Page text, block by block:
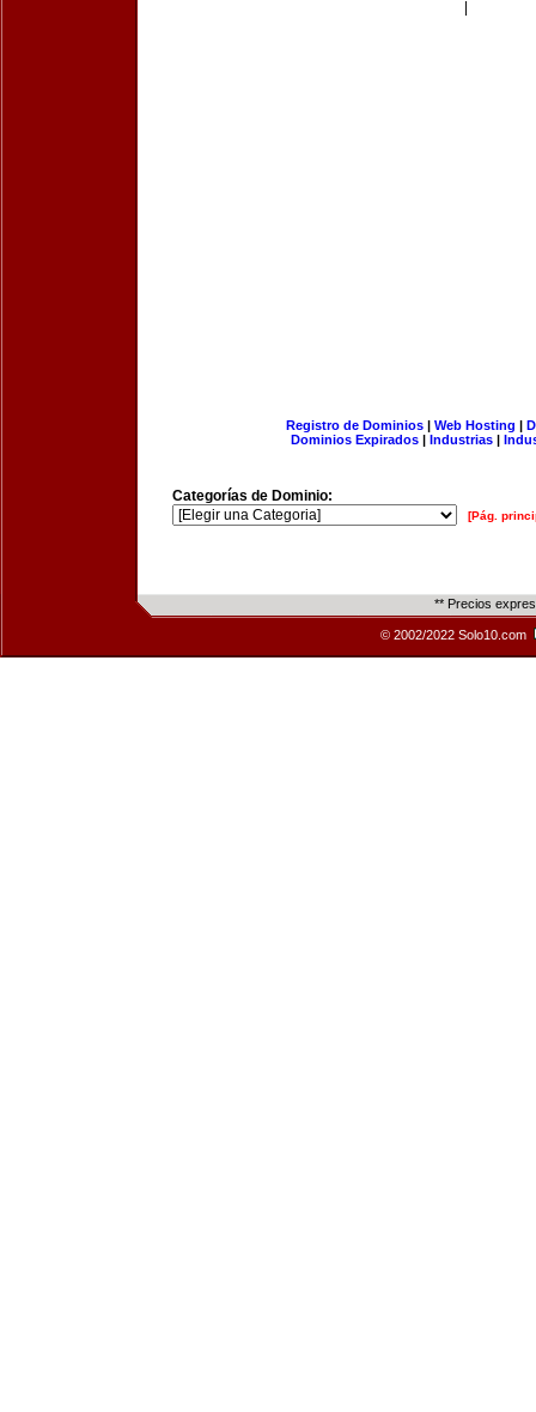
Registro de Dominios| Web Hosting |
Dominios Expirados | Industrias |
Categorías de Dominio:
[Pág.
** Precios
© 2002/2022 Solo10.com